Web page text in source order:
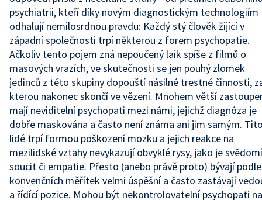
psychiatrii, kteří díky novým diagnostickým technologiím
odhalují nemilosrdnou pravdu: Každý stý člověk žijící v
západní společnosti trpí některou z forem psychopatie.
Ačkoliv tento pojem zná nepoučený laik spíše z filmů o
masových vrazích, ve skutečnosti se jen pouhý zlomek
jedinců z této skupiny dopouští násilné trestné činnosti,
kterou nakonec skončí ve vězení. Mnohem větší
mají neviditelní psychopati mezi námi, jejichž diagnóza je
dobře maskována a často není známa ani jim samým.
lidé trpí formou poškození mozku a jejich reakce na
mezilidské vztahy nevykazují obvyklé rysy, jako je
soucit či empatie. Přesto (anebo právě proto) bývají podle
konvenčních měřítek velmi úspěšní a často zastávají
a řídící pozice. Mohou být nekontrolovatelní psychopati na